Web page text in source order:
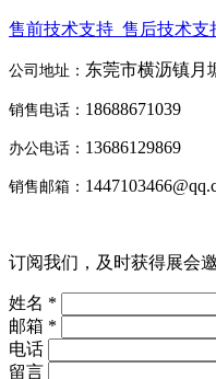
售前技术支持 售后技术支
公司地址： 东莞市横沥镇月
销售电话： 18688671039
办公电话： 13686129869
销售邮箱：
订阅我们，及时获得展会
姓名 *
邮箱 *
电话
留言